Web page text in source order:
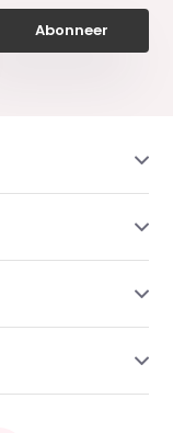
Abonneer